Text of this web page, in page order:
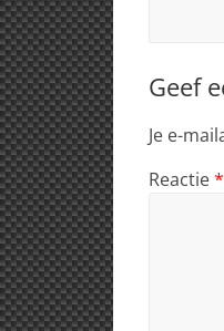
Geef
Je e-
Reactie*